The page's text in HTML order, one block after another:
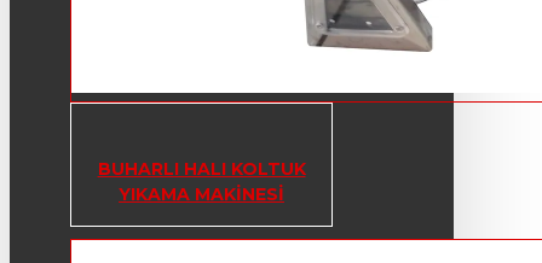
BUHARLI HALI KOLTUK
YIKAMA MAKINESI